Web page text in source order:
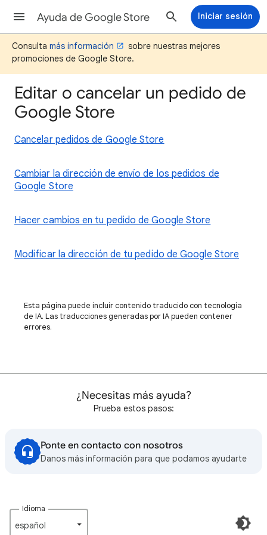
Ayuda de Google Store Iniciar sesión
Consulta más información
sobre nuestras mejores
promociones de Google Store.
Editar o cancelar un pedido de
Google Store
Cancelar pedidos de Google Store
Cambiar la dirección de envío de los pedidos de
Google Store
Hacer cambios en tu pedido de Google Store
Modificar la dirección de tu pedido de Google Store
Esta página puede incluir contenido traducido con tecnología
de IA. Las traducciones generadas por IA pueden contener
errores.
¿Necesitas más ayuda?
Prueba estos pasos:
Ponte en contacto con nosotros
Danos más información para que podamos ayudarte
Idioma
español‎